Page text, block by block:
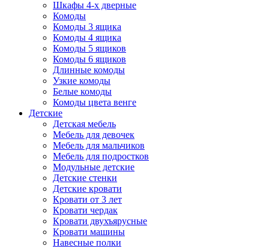
Шкафы 4-х дверные
Комоды
Комоды 3 ящика
Комоды 4 ящика
Комоды 5 ящиков
Комоды 6 ящиков
Длинные комоды
Узкие комоды
Белые комоды
Комоды цвета венге
Детские
Детская мебель
Мебель для девочек
Мебель для мальчиков
Мебель для подростков
Модульные детские
Детские стенки
Детские кровати
Кровати от 3 лет
Кровати чердак
Кровати двухъярусные
Кровати машины
Навесные полки